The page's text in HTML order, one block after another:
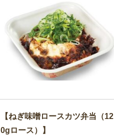
【ねぎ味噌ロースカツ弁当（12
0gロース）】